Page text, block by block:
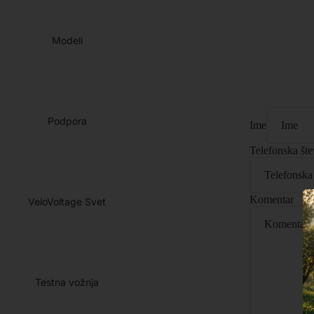
Modeli
Podpora
VeloVoltage Svet
Testna vožnja
Ime
Telefonska
Komentar